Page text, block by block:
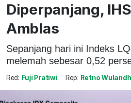
Diperpanjang,
Amblas
Sepanjang hari ini Indeks
melemah sebesar 0,52
Red: Fuji Pratiwi Rep: Retno